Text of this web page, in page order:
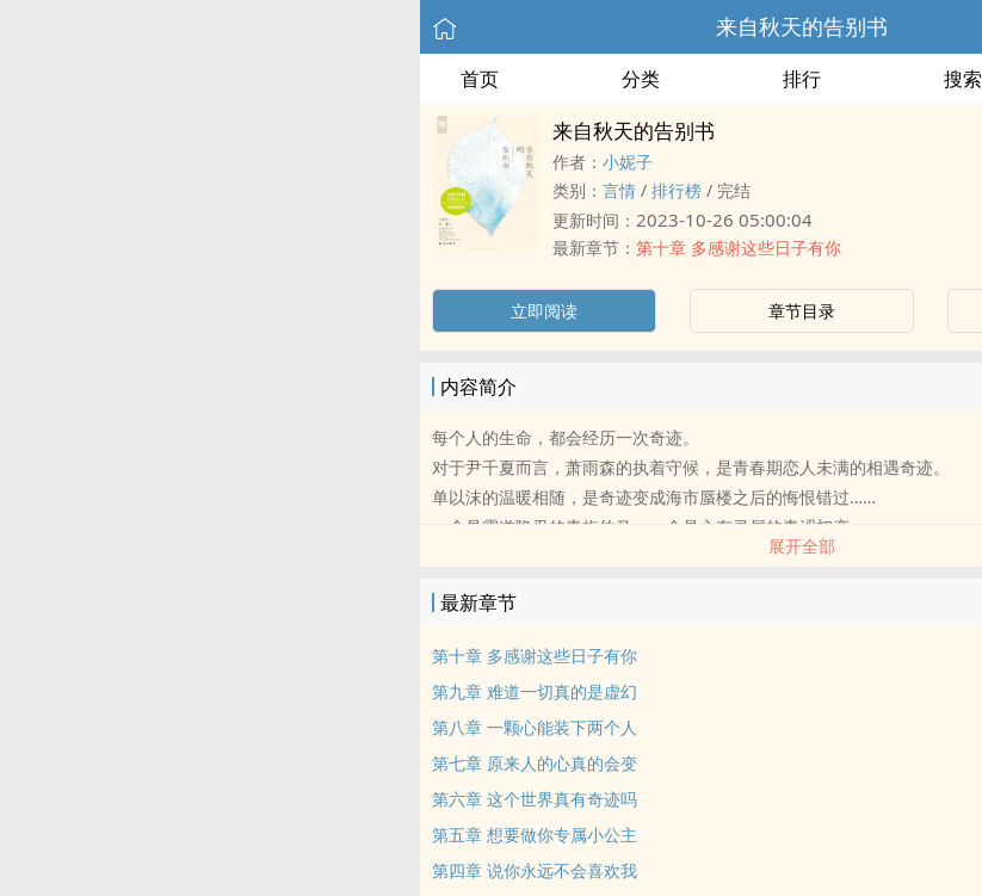
来自秋天的告别书
首页 分类 排行 搜索
来自秋天的告别书
作者： 小妮子
类别： 言情 / 排行榜 / 完结
更新时间： 2023-10-26 05:00:04
最新章节： 第十章 多感谢这些日子有你
立即阅读 章节目录
内容简介
每个人的生命，都会经历一次奇迹。
对于尹千夏而言，萧雨森的执着守候，是青春期恋人未满的相遇奇迹。
单以沫的温暖相随，是奇迹变成海市蜃楼之后的悔恨错过……
一个是霸道隐忍的青梅竹马，一个是心有灵犀的青涩初恋
兜兜转转的尹千夏，面对一封来自秋天的告白信，
是否能迎来属于她的幸福？
展开全部
最新章节
第十章 多感谢这些日子有你
第九章 难道一切真的是虚幻
第八章 一颗心能装下两个人
第七章 原来人的心真的会变
第六章 这个世界真有奇迹吗
第五章 想要做你专属小公主
第四章 说你永远不会喜欢我